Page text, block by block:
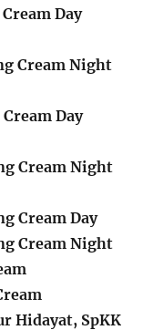
Day
Cream Night
Day
Cream Night
Cream Day
Cream Night
Hidayat, SpKK